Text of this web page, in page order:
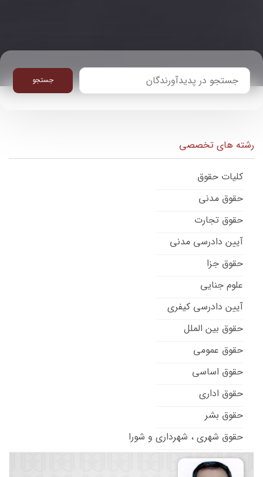
جستجو
رشته های تخصصی
کلیات حقوق
حقوق مدنی
حقوق تجارت
آیین دادرسی مدنی
حقوق جزا
علوم جنایی
آیین دادرسی کیفری
حقوق بین الملل
حقوق عمومی
حقوق اساسی
حقوق اداری
حقوق بشر
حقوق شهری ، شهرداری و شورا
حقوق تطبیقی